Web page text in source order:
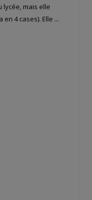
lycée, mais elle
4 cases). Elle ...